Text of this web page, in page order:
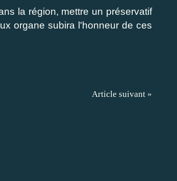
la région, mettre un préservatif
organe subira l'honneur de ces
Article suivant »